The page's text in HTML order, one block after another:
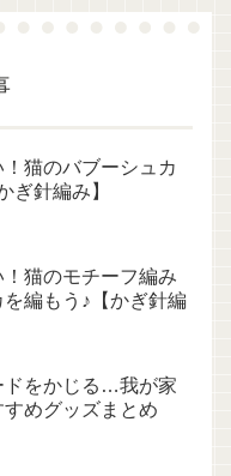
猫のバブーシュカ
ぎ針編み】
猫のモチーフ編み
編もう♪【かぎ針編
ドをかじる…我が家
めグッズまとめ